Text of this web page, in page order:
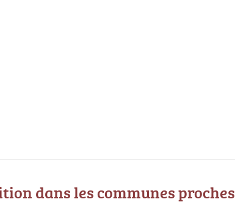
dans les communes proches